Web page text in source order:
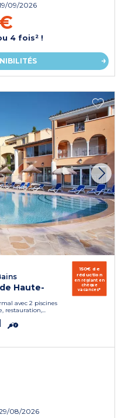
09/2026
4 fois² !
Haute-
avec 2 piscines
restauration,...
150€ de
réduction
en réglant en
chèque
vacances*
08/2026